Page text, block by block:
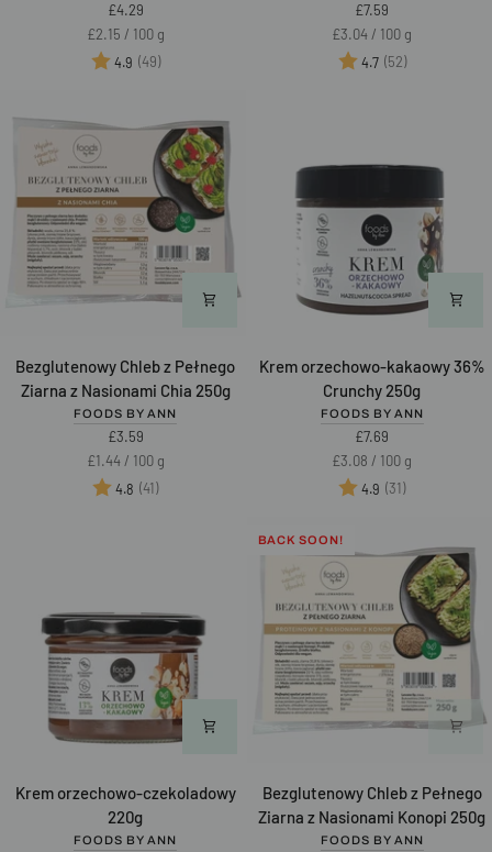
Siemieniem
£4.29
Unit
price
£2.15 /per
100 g
Ocena:
4.9 (49)na 5 gwiazdek
£7.59
Unit
price
£3.04 / per
100 g
Ocena:
4.7 (52)na 5
Bezglutenowy
Chleb
Bezglutenowy Chleb z Pełnego
Ziarna z Nasionami Chia 250g
FOODS BY ANN
£3.59
Unit
price
£1.44 /per
100 g
Ocena:
4.8 (41)na 5 gwiazdek
Krem
orzechowo-
Krem orzechowo-kakaowy 36%
Crunchy 250g
FOODS BY ANN
£7.69
Unit
price
£3.08 / per
100 g
Ocena:
4.9 (31)na 5
Krem
czekoladowy
Krem orzechowo-czekoladowy
220g
FOODS BY ANN
BACK SOON!
Bezglutenowy
Chleb
Bezglutenowy Chleb z Pełnego
Ziarna z Nasionami Konopi 250g
FOODS BY ANN